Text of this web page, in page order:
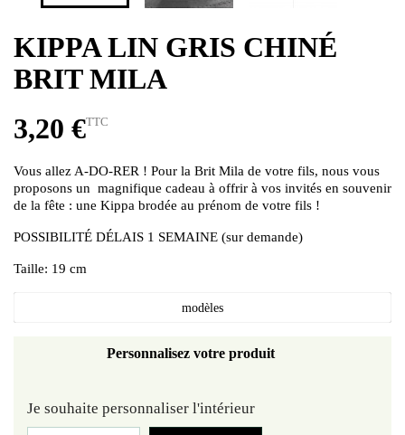
KIPPA LIN GRIS CHINÉ
BRIT MILA
3,20 €TTC
Vous allez A-DO-RER ! Pour la Brit Mila de votre fils, nous vous
proposons un magnifique cadeau à offrir à vos invités en souvenir
de la fête : une Kippa brodée au prénom de votre fils !
POSSIBILITÉ DÉLAIS 1 SEMAINE (sur demande)
Taille: 19 cm
modèles
Personnalisez votre produit
Je souhaite personnaliser l'intérieur